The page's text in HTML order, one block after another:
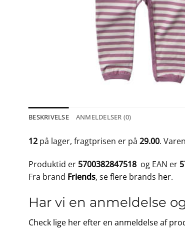
BESKRIVELSE ANMELDELSER (0)
12 på lager, fragtprisen er på 29.00.
Produktid er 5700382847518 og EAN er
Fra brand Friends, se flere brands her.
Har vi en anmeldelse
Check lige her efter en anmeldelse af